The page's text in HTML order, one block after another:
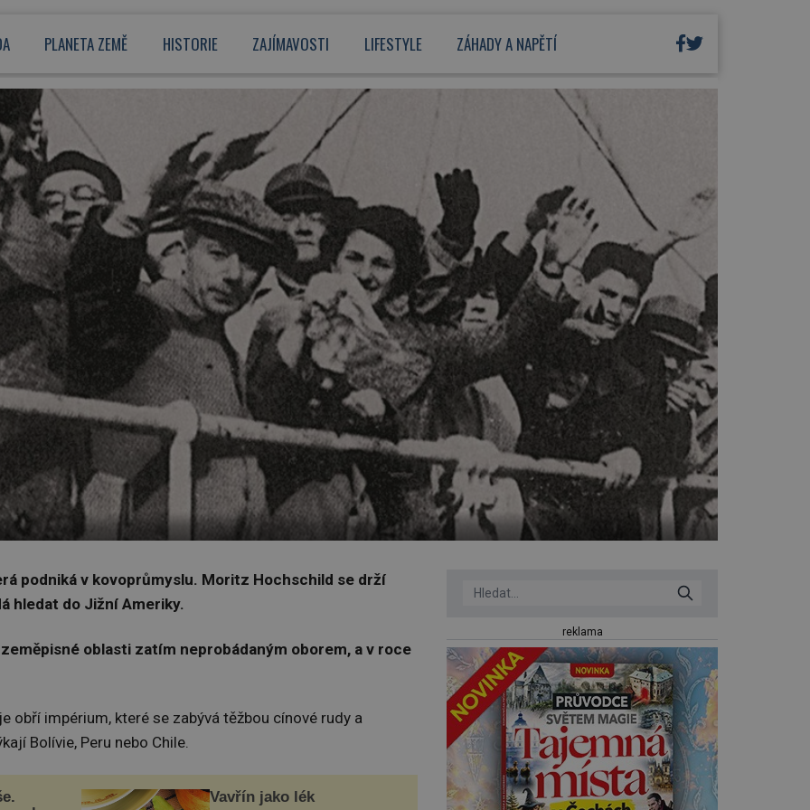
PLANETA ZEMĚ HISTORIE ZAJÍMAVOSTI LIFESTYLE ZÁHADY A NAPĚTÍ
podniká v kovoprůmyslu. Moritz Hochschild se drží
hledat do Jižní Ameriky.
oblasti zatím neprobádaným oborem, a v roce
obří impérium, které se zabývá těžbou cínové rudy a
Bolívie, Peru nebo Chile.
Vavřín jako lék
reklama